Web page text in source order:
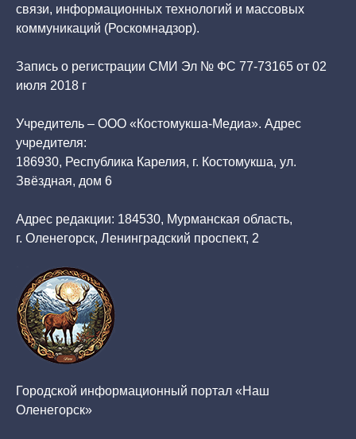
связи, информационных технологий и массовых
коммуникаций (Роскомнадзор).
Запись о регистрации СМИ Эл № ФС 77-73165 от 02
июля 2018 г
Учредитель – ООО «Костомукша-Медиа». Адрес
учредителя:
186930, Республика Карелия, г. Костомукша, ул.
Звёздная, дом 6
Адрес редакции: 184530, Мурманская область,
г. Оленегорск, Ленинградский проспект, 2
Городской информационный портал «Наш
Оленегорск»